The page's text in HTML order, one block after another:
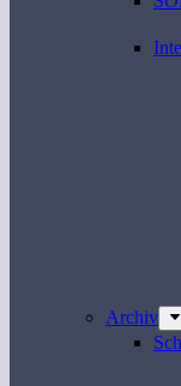
Archiv